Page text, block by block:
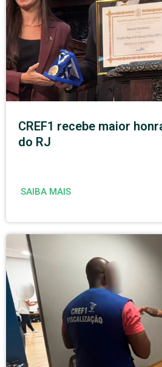
CREF1 recebe maior
do RJ
SAIBA MAIS